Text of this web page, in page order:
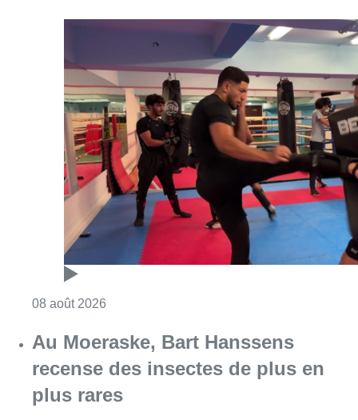
08 août 2026Consulter l'article "Un nouveau club de
Au Moeraske, Bart Hanssens
recense des insectes de plus en
plus rares